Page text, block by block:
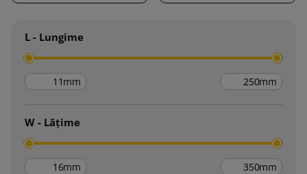
L - Lungime
mm mm
W - Lățime
mm mm